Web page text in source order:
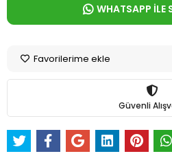
WHATSAPP İLE
Favorilerime ekle
Güvenli